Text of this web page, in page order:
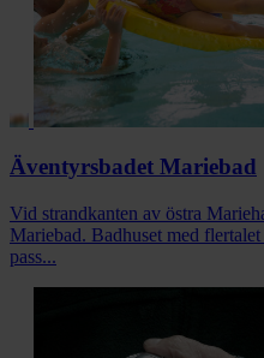
Äventyrsbadet Mariebad
Vid strandkanten av östra
Mariebad. Badhuset med
pass...